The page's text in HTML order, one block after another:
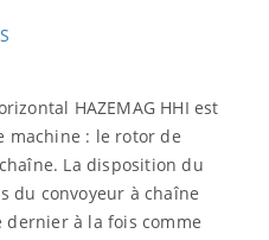
HAZEMAG HHI est
machine : le rotor de
La disposition du
du convoyeur à chaîne
dernier à la fois comme